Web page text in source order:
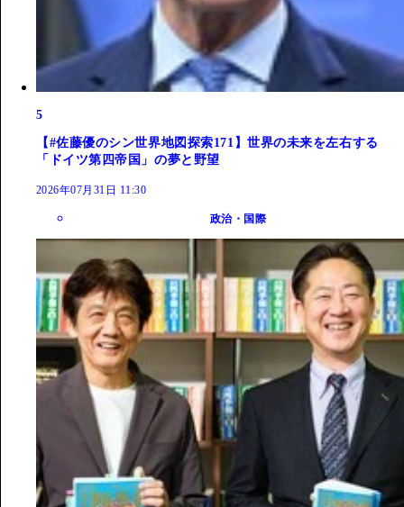
5
【#佐藤優のシン世界地図探索171】世界の未来を左右する
「ドイツ第四帝国」の夢と野望
2026年07月31日 11:30
政治・国際